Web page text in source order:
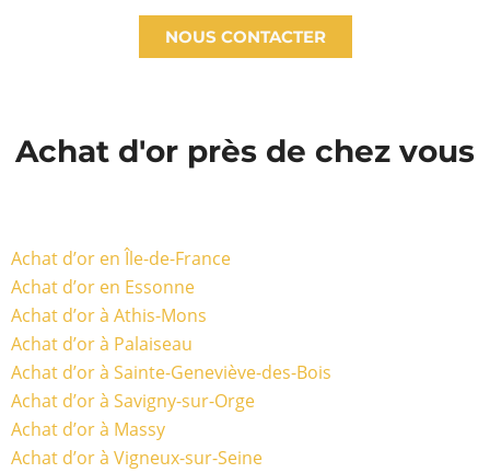
NOUS CONTACTER
Achat d'or près de chez vous
Achat d’or en Île-de-France
Achat d’or en Essonne
Achat d’or à Athis-Mons
Achat d’or à Palaiseau
Achat d’or à Sainte-Geneviève-des-Bois
Achat d’or à Savigny-sur-Orge
Achat d’or à Massy
Achat d’or à Vigneux-sur-Seine